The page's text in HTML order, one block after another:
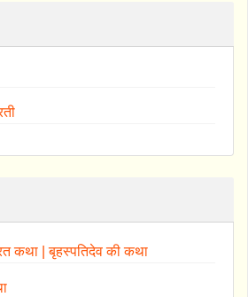
कथा | बृहस्पतिदेव की कथा